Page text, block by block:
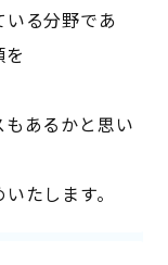
る分野であ
あるかと思い
たします。